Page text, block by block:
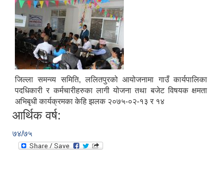
जिल्ला समन्व्य समिति, ललितपुरको आयोजनामा गाउँ कार्यपालिका
पदधिकारी र कर्मचारीहरुका लागी योजना तथा बजेट विषयक क्षमता
अभिबृधी कार्यक्रमका केहि झलक २०७५-०२-१३ र १४
आर्थिक वर्ष:
७४/७५